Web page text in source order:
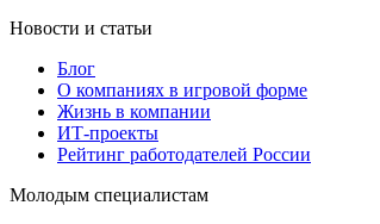
Новости и статьи
Блог
О компаниях в игровой форме
Жизнь в компании
ИТ-проекты
Рейтинг работодателей России
Молодым специалистам